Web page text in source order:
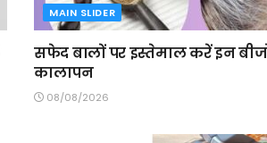
MAIN SLIDER
सफेद बालों पर इस्तेमाल करें इन
कालापन
08/08/2026